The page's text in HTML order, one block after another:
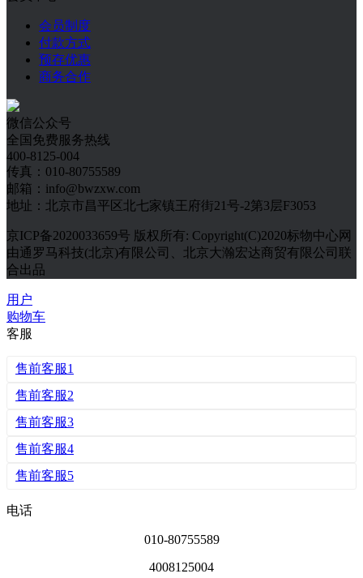
会员制度
付款方式
预存优惠
商务合作
微信公众号
全国免费服务热线
400-8125-004
传真：010-80755589
邮箱：info@bwzxw.com
地址：北京市昌平区北七家镇王府街21号-2第3层F3053
京ICP备2020033659号 版权所有: Copyright(C)2020标物中心网
由通罗马科技(北京)有限公司、北京大瀚宏达商贸有限公司联
合出品
用户
购物车
客服
售前客服1
售前客服2
售前客服3
售前客服4
售前客服5
电话
010-80755589
4008125004